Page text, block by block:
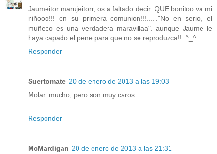
Jaumeitor marujeitorr, os a faltado decir: QUE bonitoo va mi
niñooo!!! en su primera comunion!!!......"No en serio, el
muñeco es una verdadera maravillaa". aunque Jaume le
haya capado el pene para que no se reproduzca!!. ^_^
Responder
Suertomate 20 de enero de 2013 a las 19:03
Molan mucho, pero son muy caros.
Responder
McMardigan 20 de enero de 2013 a las 21:31